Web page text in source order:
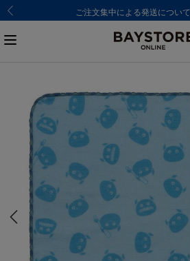
ご注文集中による発送につい